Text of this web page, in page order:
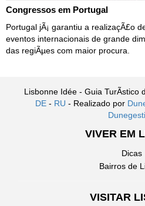
Congressos em Portugal
Portugal jÃ¡ garantiu a realizaçÃ£o
eventos internacionais de grande
das regiÃµes com maior procura.
Lisbonne Idée - Guia TurÃ­stico
DE - RU - Realizado por
VIVER EM
Dicas
Bairros de
VISITAR